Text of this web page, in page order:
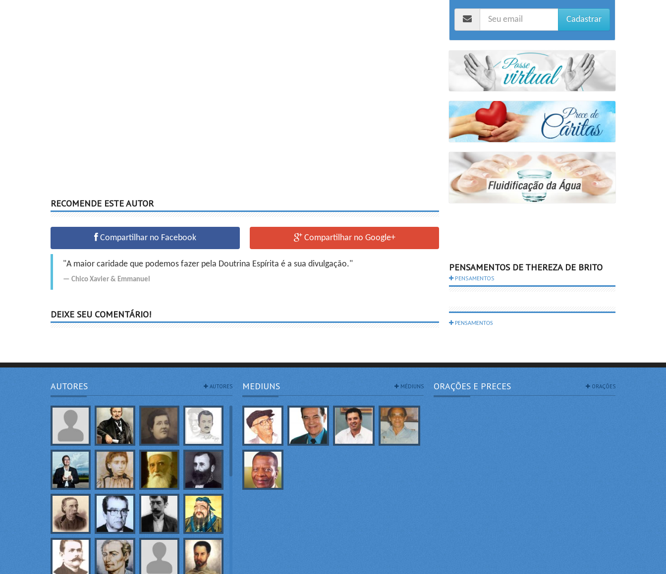
RECOMENDE ESTE AUTOR
Compartilhar no Facebook Compartilhar no Google+
"A maior caridade que podemos fazer pela Doutrina Espírita é a sua divulgação."
Chico Xavier & Emmanuel
DEIXE SEU COMENTÁRIO!
Cadastrar
PENSAMENTOS DE THEREZA DE BRITO
PENSAMENTOS
PENSAMENTOS
AUTORES AUTORES MEDIUNS MÉDIUNS ORAÇÕES E PRECES ORAÇÕES